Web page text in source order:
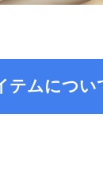
テムについ